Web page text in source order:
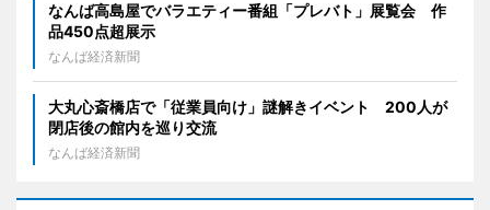
なんば高島屋でバラエティー番組「プレバト」展覧会 作
品450点超展示
なんば経済新聞
大丸心斎橋店で「従業員向け」謎解きイベント 200人が
閉店後の館内を巡り交流
なんば経済新聞